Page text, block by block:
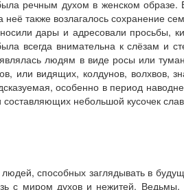
речным духом в женском
также возлагалось сохранение
дары и адресовали просьбы,
всегда внимательна к слёзам и
людям в виде росы или
видящих, колдунов, волхвов,
особенно в период
небольшой кусочек
способных заглядывать в
с миром духов и нежитей. Ведьмы,